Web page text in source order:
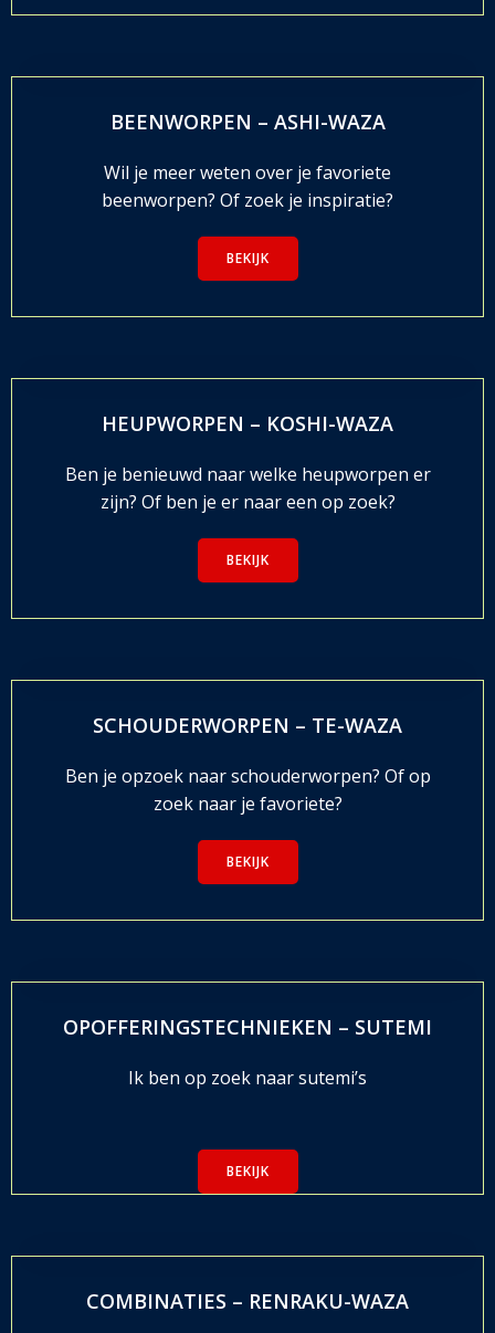
BEENWORPEN – ASHI-WAZA
Wil je meer weten over je favoriete
beenworpen? Of zoek je inspiratie?
BEKIJK
HEUPWORPEN – KOSHI-WAZA
Ben je benieuwd naar welke heupworpen er
zijn? Of ben je er naar een op zoek?
BEKIJK
SCHOUDERWORPEN – TE-WAZA
Ben je opzoek naar schouderworpen? Of op
zoek naar je favoriete?
BEKIJK
OPOFFERINGSTECHNIEKEN – SUTEMI
Ik ben op zoek naar sutemi’s
BEKIJK
COMBINATIES – RENRAKU-WAZA